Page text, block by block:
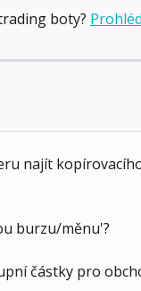
boty?
najít
burzu/měnu'?
částky pro